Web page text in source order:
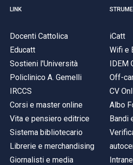
LINK
Docenti Cattolica
Educatt
Sostieni l'Università
Policlinico A. Gemelli
IRCCS
Corsi e master online
Vita e pensiero editrice
Sistema bibliotecario
Librerie e merchandising
Giornalisti e media
iCatt
Wifi e
IDEM
Off-
CV
Albo
Bandi